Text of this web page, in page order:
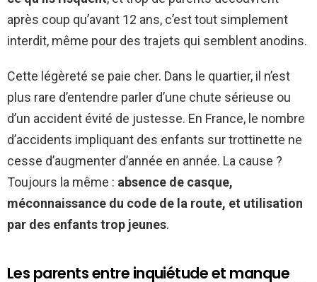
après coup qu’avant 12 ans, c’est tout simplement
interdit, même pour des trajets qui semblent anodins.
Cette légèreté se paie cher. Dans le quartier, il n’est
plus rare d’entendre parler d’une chute sérieuse ou
d’un accident évité de justesse. En France, le nombre
d’accidents impliquant des enfants sur trottinette ne
cesse d’augmenter d’année en année. La cause ?
Toujours la même : absence de casque,
méconnaissance du code de la route, et utilisation
par des enfants trop jeunes.
Les parents entre inquiétude et manque